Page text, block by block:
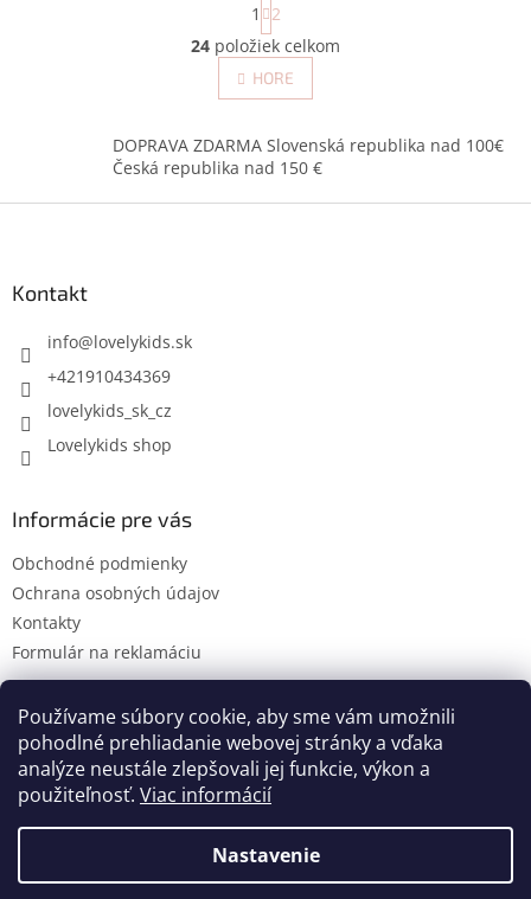
Používame súbory cookie, aby sme vám umožnili
pohodlné prehliadanie webovej stránky a vďaka
analýze neustále zlepšovali jej funkcie, výkon a
použiteľnosť. Viac informácií
Nastavenie
O
v
l
á
a
c
t
r
á
n
k
v
a
i
1
2
24 položiek celkom
HORE
DOPRAVA ZDARMA Slovenská republika nad 100€
Česká republika nad 150 €
Kontakt
info@lovelykids.sk
+421910434369
lovelykids_sk_cz
Lovelykids shop
Informácie pre vás
Obchodné podmienky
Ochrana osobných údajov
Kontakty
Formulár na reklamáciu
Kontakty Novinky
Vytvoril Shoptet